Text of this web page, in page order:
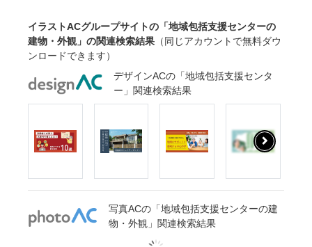
イラストACグループサイトの「地域包括支援センターの
建物・外観」の関連検索結果 （同じアカウントで無料ダウ
ンロードできます）
デザインACの「地域包括支援センタ
ー」関連検索結果
写真ACの「地域包括支援センターの建
物・外観」関連検索結果